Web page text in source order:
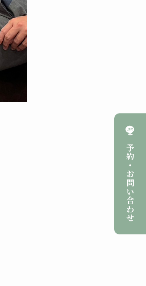
ご予約・お問い合わせ